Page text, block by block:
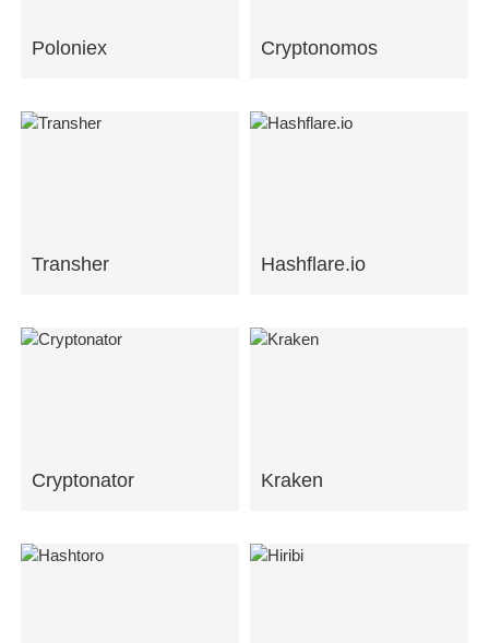
Poloniex Cryptonomos
Transher Hashflare.io
Cryptonator Kraken